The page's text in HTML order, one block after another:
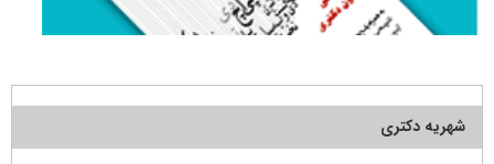
شهریه دکتری